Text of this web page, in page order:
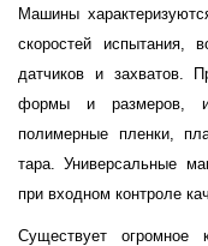
Машины
скоростей испытания,
датчиков и захватов.
формы и размеров,
полимерные пленки,
тара. Универсальные
при входном контроле
Существует огромное